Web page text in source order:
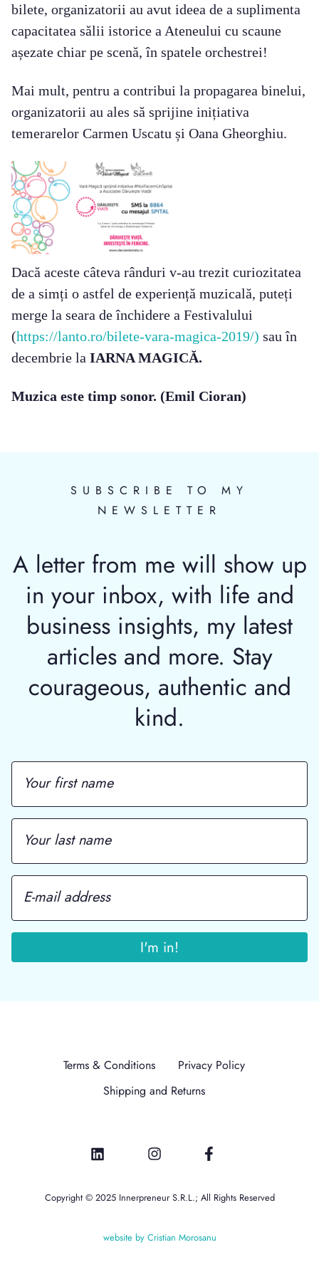
bilete, organizatorii au avut ideea de a suplimenta
capacitatea sălii istorice a Ateneului cu scaune
așezate chiar pe scenă, în spatele orchestrei!
Mai mult, pentru a contribui la propagarea binelui,
organizatorii au ales să sprijine inițiativa
temerarelor Carmen Uscatu și Oana Gheorghiu.
Dacă aceste câteva rânduri v-au trezit curiozitatea
de a simți o astfel de experiență muzicală, puteți
merge la seara de închidere a Festivalului
(https://lanto.ro/bilete-vara-magica-2019/) sau în
decembrie la IARNA MAGICĂ.
Muzica este timp sonor. (Emil Cioran)
SUBSCRIBE TO MY
NEWSLETTER
A letter from me will show up
in your inbox, with life and
business insights, my latest
articles and more. Stay
courageous, authentic and
kind.
Terms & Conditions
Privacy Policy
Shipping and Returns
Copyright © 2025 Innerpreneur S.R.L.; All Rights Reserved
website by Cristian Morosanu